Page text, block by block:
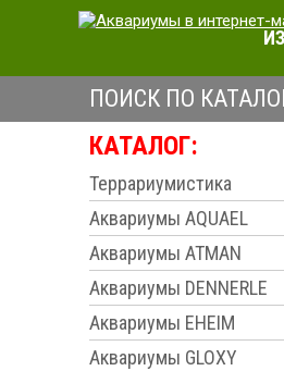
ПОИСК ПО
КАТАЛОГ:
Террариумистика
Аквариумы AQUAEL
Аквариумы ATMAN
Аквариумы DENNERLE
Аквариумы EHEIM
Аквариумы GLOXY